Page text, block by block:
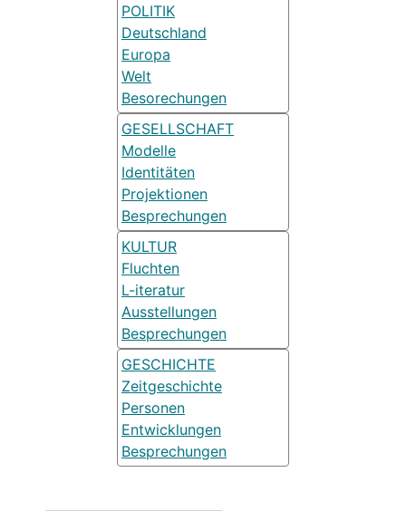
POLITIK
Deutschland
Europa
Welt
Besorechungen
GESELLSCHAFT
Modelle
Identitäten
Projektionen
Besprechungen
KULTUR
Fluchten
L-iteratur
Ausstellungen
Besprechungen
GESCHICHTE
Zeitgeschichte
Personen
Entwicklungen
Besprechungen